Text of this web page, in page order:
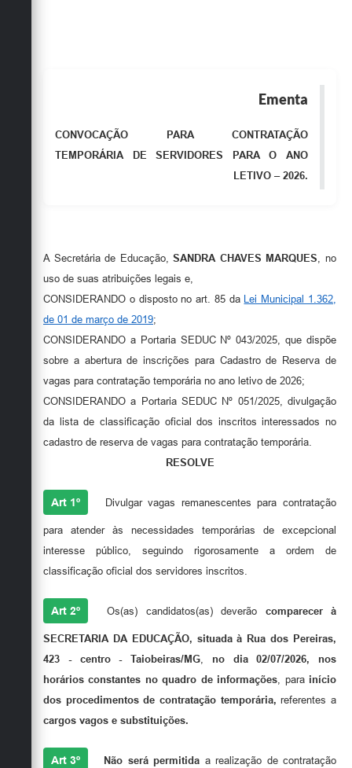
Serviços Online
Contato
Sala M. do Empreendedor
Secretarias
Ementa
CONVOCAÇÃO PARA CONTRATAÇÃO
TEMPORÁRIA DE SERVIDORES PARA O ANO
LETIVO – 2026.
A Secretária de Educação,SANDRA CHAVES MARQUES, no
uso de suas atribuições legais e,
CONSIDERANDO o disposto no art. 85 da Lei Municipal 1.362,
de 01 de março de 2019;
CONSIDERANDO a Portaria SEDUC Nº 043/2025, que dispõe
sobre a abertura de inscrições para Cadastro de Reserva de
vagas para contratação temporária no ano letivo de 2026;
CONSIDERANDO a Portaria SEDUC Nº 051/2025, divulgação
da lista de classificação oficial dos inscritos interessados no
cadastro de reserva de vagas para contratação temporária.
RESOLVE
Art 1º Divulgar vagas remanescentes para contratação
para atender às necessidades temporárias de excepcional
interesse público, seguindo rigorosamente a ordem de
classificação oficial dos servidores inscritos.
Art 2º Os(as) candidatos(as) deverão comparecer à
SECRETARIA DA EDUCAÇÃO, situada à Rua dos Pereiras,
423 - centro - Taiobeiras/MG, no dia 02/07/2026, nos
horários constantes noquadro de informações, para início
dos procedimentos de contratação temporária,referentes a
cargos vagos e substituições.
Art 3º Não será permitida a realização de contratação